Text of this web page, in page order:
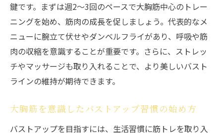
鍵です。まずは週2〜3回のペースで大胸筋中心のトレー
ニングを始め、筋肉の成長を促しましょう。代表的なメ
ニューに腕立て伏せやダンベルフライがあり、呼吸や筋
肉の収縮を意識することが重要です。さらに、ストレッ
チやマッサージも取り入れることで、より美しいバスト
ラインの維持が期待できます。
大胸筋を意識したバストアップ習慣の始め方
バストアップを目指すには、生活習慣に筋トレを取り入